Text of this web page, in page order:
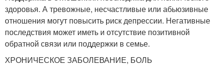
здоровья. А тревожные, несчастливые или абьюзивные
отношения могут повысить риск депрессии. Негативные
последствия может иметь и отсутствие позитивной
обратной связи или поддержки в семье.
ХРОНИЧЕСКОЕ ЗАБОЛЕВАНИЕ, БОЛЬ